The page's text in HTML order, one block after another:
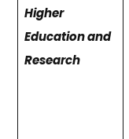
Higher
Education and
Research